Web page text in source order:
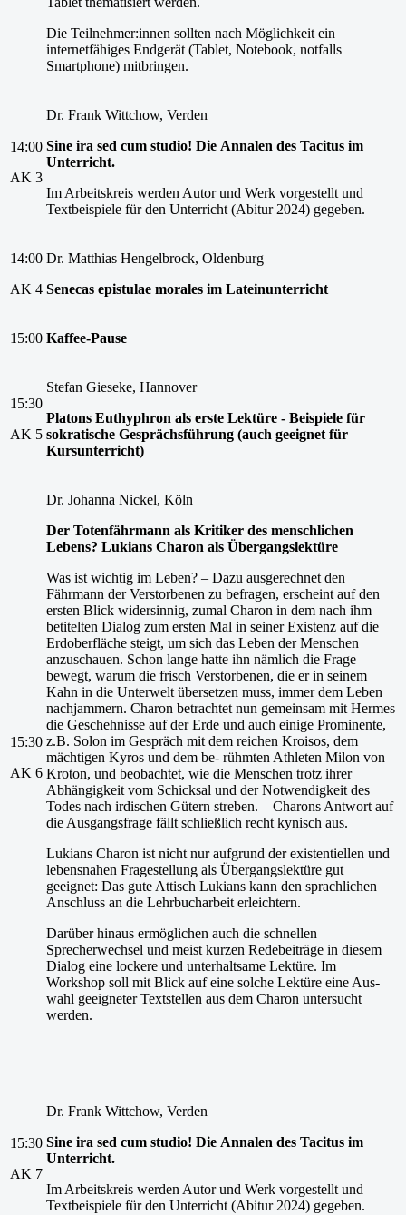
Die Teilnehmer:innen sollten nach Möglichkeit ein
internetfähiges Endgerät (Tablet, Notebook, notfalls
Smartphone) mitbringen.
14:00
AK 3
Dr. Frank Wittchow, Verden
Sine ira sed cum studio! Die Annalen des Tacitus im
Unterricht.
Im Arbeitskreis werden Autor und Werk vorgestellt und
Textbeispiele für den Unterricht (Abitur 2024) gegeben.
14:00
AK 4
Dr. Matthias Hengelbrock, Oldenburg
Senecas epistulae morales im Lateinunterricht
15:00 Kaffee-Pause
15:30
AK 5
Stefan Gieseke, Hannover
Platons Euthyphron als erste Lektüre - Beispiele für
sokratische Gesprächsführung (auch geeignet für
Kursunterricht)
15:30
AK 6
Dr. Johanna Nickel, Köln
Der Totenfährmann als Kritiker des menschlichen
Lebens? Lukians Charon als Übergangslektüre
Was ist wichtig im Leben? – Dazu ausgerechnet den
Fährmann der Verstorbenen zu befragen, erscheint auf den
ersten Blick widersinnig, zumal Charon in dem nach ihm
betitelten Dialog zum ersten Mal in seiner Existenz auf die
Erdoberfläche steigt, um sich das Leben der Menschen
anzuschauen. Schon lange hatte ihn nämlich die Frage
bewegt, warum die frisch Verstorbenen, die er in seinem
Kahn in die Unterwelt übersetzen muss, immer dem Leben
nachjammern. Charon betrachtet nun gemeinsam mit Hermes
die Geschehnisse auf der Erde und auch einige Prominente,
z.B. Solon im Gespräch mit dem reichen Kroisos, dem
mächtigen Kyros und dem be- rühmten Athleten Milon von
Kroton, und beobachtet, wie die Menschen trotz ihrer
Abhängigkeit vom Schicksal und der Notwendigkeit des
Todes nach irdischen Gütern streben. – Charons Antwort auf
die Ausgangsfrage fällt schließlich recht kynisch aus.
Lukians Charon ist nicht nur aufgrund der existentiellen und
lebensnahen Fragestellung als Übergangslektüre gut
geeignet: Das gute Attisch Lukians kann den sprachlichen
Anschluss an die Lehrbucharbeit erleichtern.
Darüber hinaus ermöglichen auch die schnellen
Sprecherwechsel und meist kurzen Redebeiträge in diesem
Dialog eine lockere und unterhaltsame Lektüre. Im
Workshop soll mit Blick auf eine solche Lektüre eine Aus-
wahl geeigneter Textstellen aus dem Charon untersucht
werden.
15:30
AK 7
Dr. Frank Wittchow, Verden
Sine ira sed cum studio! Die Annalen des Tacitus im
Unterricht.
Im Arbeitskreis werden Autor und Werk vorgestellt und
Textbeispiele für den Unterricht (Abitur 2024) gegeben.